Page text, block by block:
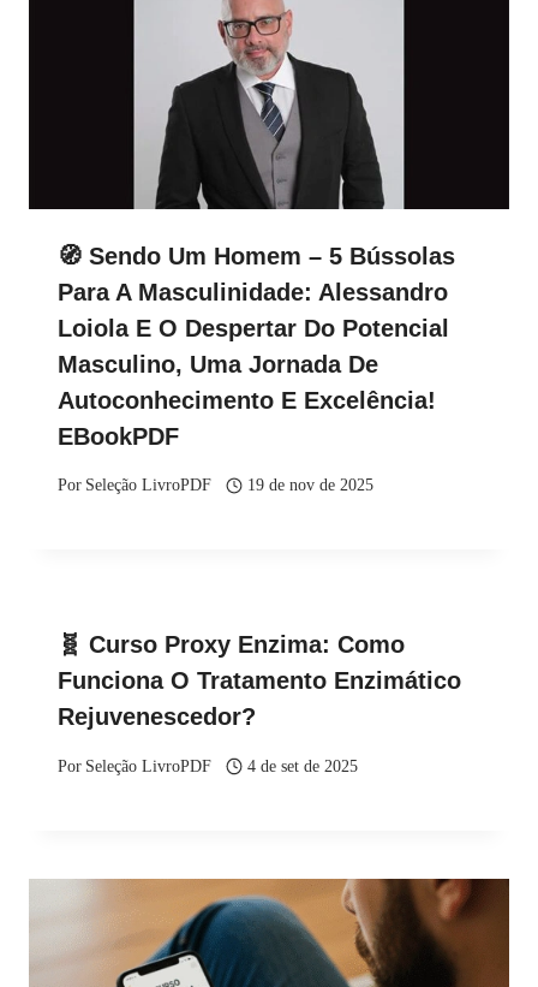
🧭 Sendo Um Homem – 5 Bússolas
Para A Masculinidade: Alessandro
Loiola E O Despertar Do Potencial
Masculino, Uma Jornada De
Autoconhecimento E Excelência!
EBookPDF
Por Seleção LivroPDF 19 de nov de 2025
🧬 Curso Proxy Enzima: Como
Funciona O Tratamento Enzimático
Rejuvenescedor?
Por Seleção LivroPDF 4 de set de 2025